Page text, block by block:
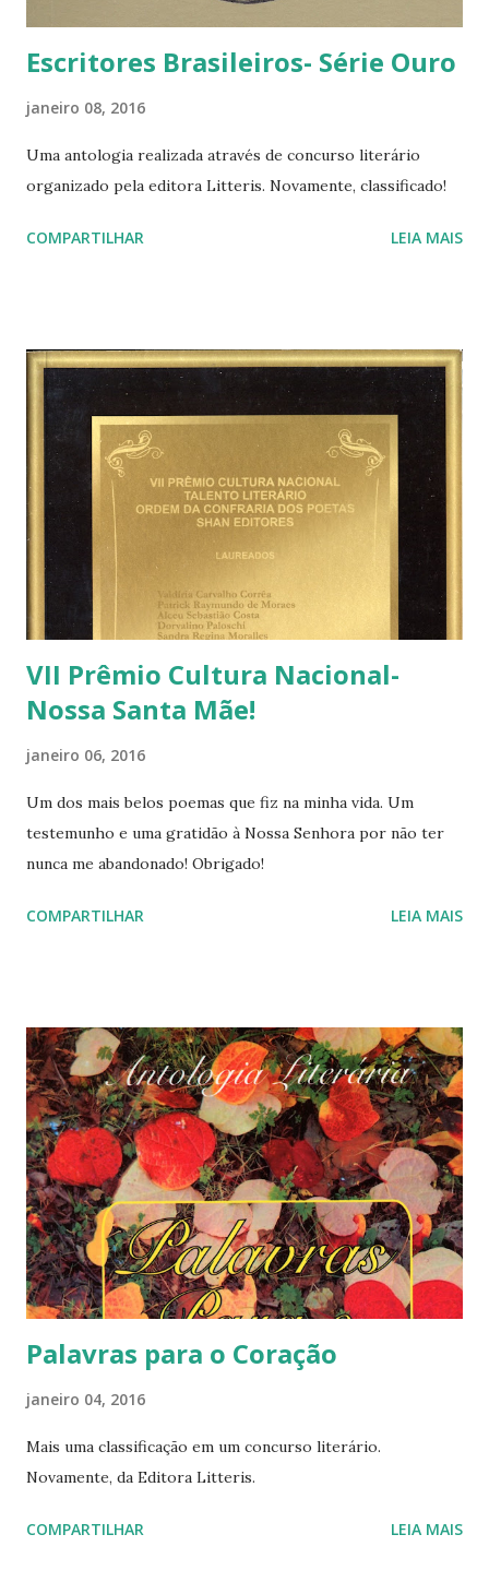
Escritores Brasileiros- Série Ouro
janeiro 08, 2016
Uma antologia realizada através de concurso literário
organizado pela editora Litteris. Novamente, classificado!
COMPARTILHAR LEIA MAIS
VII Prêmio Cultura Nacional-
Nossa Santa Mãe!
janeiro 06, 2016
Um dos mais belos poemas que fiz na minha vida. Um
testemunho e uma gratidão à Nossa Senhora por não ter
nunca me abandonado! Obrigado!
COMPARTILHAR LEIA MAIS
Palavras para o Coração
janeiro 04, 2016
Mais uma classificação em um concurso literário.
Novamente, da Editora Litteris.
COMPARTILHAR LEIA MAIS